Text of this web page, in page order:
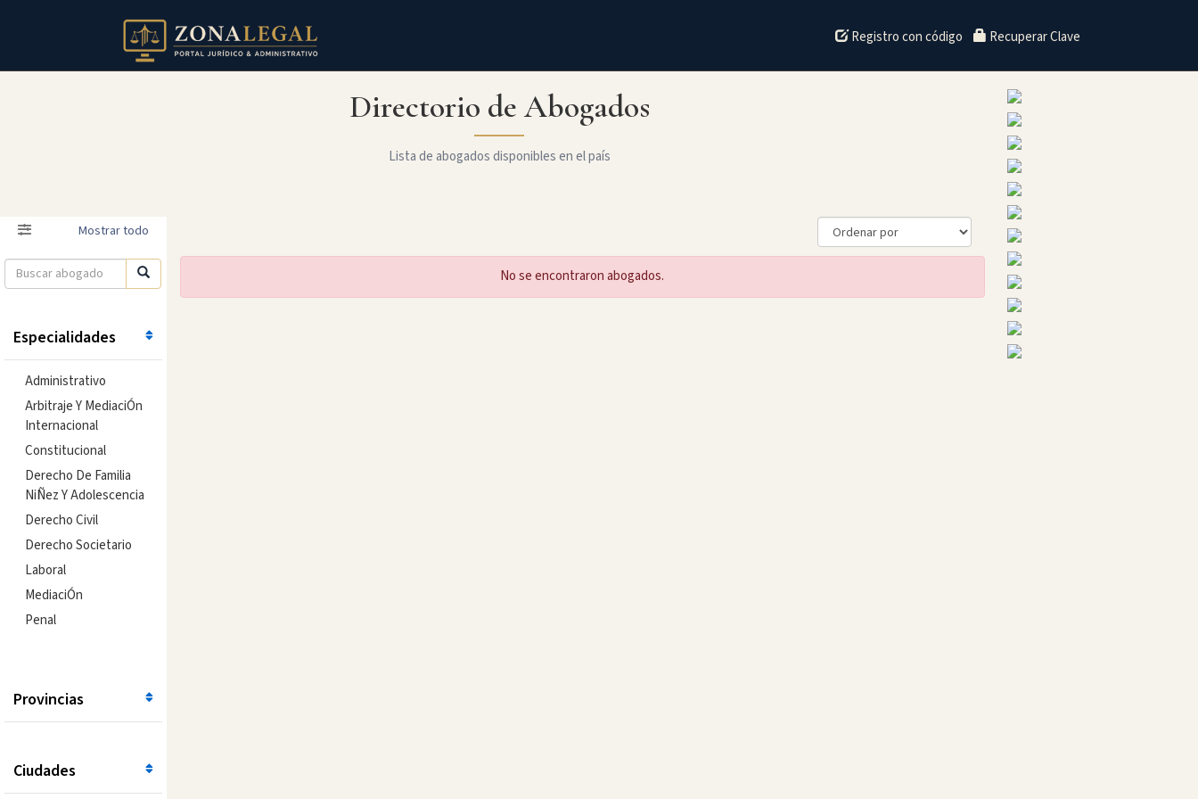
Registro con código Recuperar Clave
Directorio de Abogados
Lista de abogados disponibles en el país
Filtro Mostrar todo
Especialidades
Administrativo
Arbitraje Y MediaciÓn
Internacional
Constitucional
Derecho De Familia
NiÑez Y Adolescencia
Derecho Civil
Derecho Societario
Laboral
MediaciÓn
Penal
Provincias
Ciudades
No se encontraron abogados.